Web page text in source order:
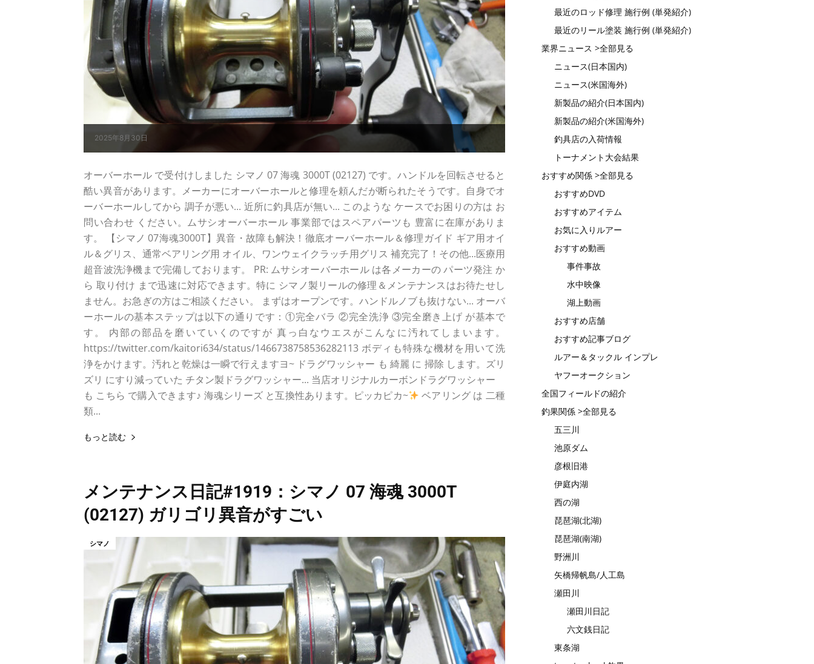
2025年8月30日
オーバーホール で受付けしました シマノ 07 海魂 3000T (02127) です。ハンドルを回転させると
酷い異音があります。メーカーにオーバーホールと修理を頼んだが断られたそうです。自身でオ
ーバーホールしてから 調子が悪い... 近所に釣具店が無い... このような ケースでお困りの方は お
問い合わせ ください。ムサシオーバーホール 事業部ではスペアパーツも 豊富に在庫がありま
す。 【シマノ 07海魂3000T】異音・故障も解決！徹底オーバーホール＆修理ガイド ギア用オイ
ル＆グリス、通常ベアリング用 オイル、ワンウェイクラッチ用グリス 補充完了！その他...医療用
超音波洗浄機まで完備しております。 PR: ムサシオーバーホール は各メーカーの パーツ発注 か
ら 取り付け まで迅速に対応できます。特に シマノ製リールの修理＆メンテナンスはお待たせし
ません。お急ぎの方はご相談ください。 まずはオープンです。ハンドルノブも抜けない... オーバ
ーホールの基本ステップは以下の通りです：①完全バラ ②完全洗浄 ③完全磨き上げ が基本で
す。 内部の部品を磨いていくのですが 真っ白なウエスがこんなに汚れてしまいます。
https://twitter.com/kaitori634/status/1466738758536282113 ボディも特殊な機材を用いて洗
浄をかけます。汚れと乾燥は一瞬で行えますヨ~ ドラグワッシャー も 綺麗 に 掃除 します。ズリ
ズリ にすり減っていた チタン製ドラグワッシャー... 当店オリジナルカーボンドラグワッシャー
も こちら で購入できます♪ 海魂シリーズ と互換性あります。ピッカピカ~
ベアリング は 二種
類...
もっと読む
メンテナンス日記#1919：シマノ 07 海魂 3000T
(02127) ガリゴリ異音がすごい
シマノ
最近のロッド修理 施行例 (単発紹介)
最近のリール塗装 施行例 (単発紹介)
業界ニュース >全部見る
ニュース(日本国内)
ニュース(米国海外)
新製品の紹介(日本国内)
新製品の紹介(米国海外)
釣具店の入荷情報
トーナメント大会結果
おすすめ関係 >全部見る
おすすめDVD
おすすめアイテム
お気に入りルアー
おすすめ動画
事件事故
水中映像
湖上動画
おすすめ店舗
おすすめ記事ブログ
ルアー＆タックル インプレ
ヤフーオークション
全国フィールドの紹介
釣果関係 >全部見る
五三川
池原ダム
彦根旧港
伊庭内湖
西の湖
琵琶湖(北湖)
琵琶湖(南湖)
野洲川
矢橋帰帆島/人工島
瀬田川
瀬田川日記
六文銭日記
東条湖